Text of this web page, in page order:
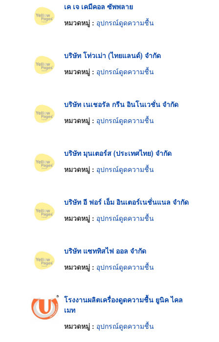
เค เจ เคมีคอล ซัพพลาย
หมวดหมู่ : อุปกรณ์ดูดความชื้น
บริษัท โท่วเม่า (ไทยแลนด์) จำกัด
หมวดหมู่ : อุปกรณ์ดูดความชื้น
บริษัท เนเชอรัล กรีน อินโนเวชั่น จำกัด
หมวดหมู่ : อุปกรณ์ดูดความชื้น
บริษัท มุนเตอร์ส (ประเทศไทย) จำกัด
หมวดหมู่ : อุปกรณ์ดูดความชื้น
บริษัท อี ฟอร์ เอ็ม อินเตอร์เนชั่นแนล จำกัด
หมวดหมู่ : อุปกรณ์ดูดความชื้น
บริษัท แซททิสไฟ ออล จำกัด
หมวดหมู่ : อุปกรณ์ดูดความชื้น
โรงงานผลิตเครื่องดูดความชื้น ยูนิค ไคล
เมท
หมวดหมู่ : อุปกรณ์ดูดความชื้น